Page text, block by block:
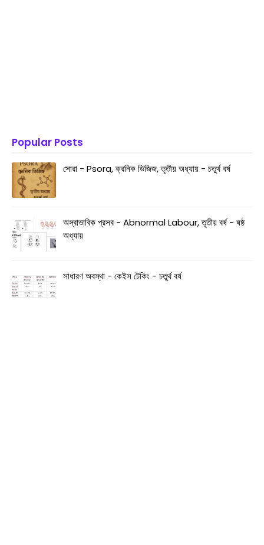
Popular Posts
সোরা - Psora, ক্রনিক ডিজিজ, তৃতীয় অধ্যায় - চতুর্থ বর্ষ
অস্বাভাবিক প্রসব - Abnormal Labour, তৃতীয় বর্ষ - ষষ্ঠ
অধ্যায়
সাধারণ অবস্থা - কেইস টেকিং - চতুর্থ বর্ষ